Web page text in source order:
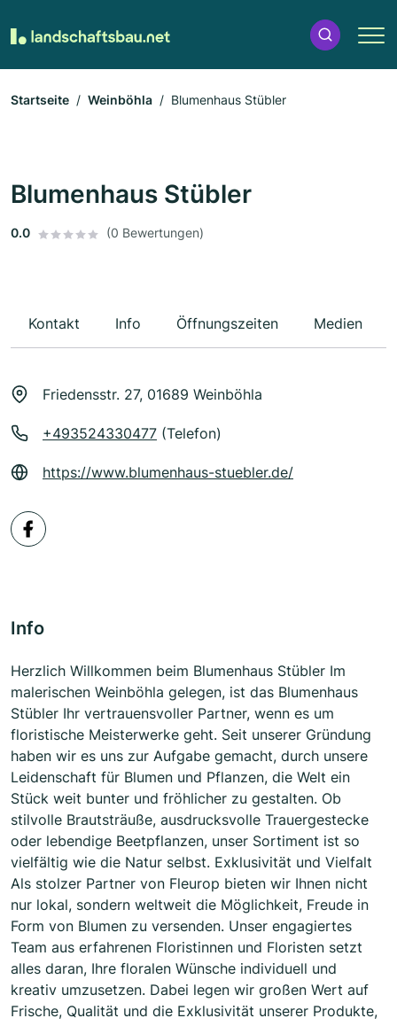
Startseite Weinböhla Blumenhaus Stübler
Blumenhaus Stübler
0.0 (0 Bewertungen)
Kontakt Info Öffnungszeiten Medien
Friedensstr. 27, 01689 Weinböhla
+493524330477 (Telefon)
https://www.blumenhaus-stuebler.de/
Info
Herzlich Willkommen beim Blumenhaus Stübler Im
malerischen Weinböhla gelegen, ist das Blumenhaus
Stübler Ihr vertrauensvoller Partner, wenn es um
floristische Meisterwerke geht. Seit unserer Gründung
haben wir es uns zur Aufgabe gemacht, durch unsere
Leidenschaft für Blumen und Pflanzen, die Welt ein
Stück weit bunter und fröhlicher zu gestalten. Ob
stilvolle Brautsträuße, ausdrucksvolle Trauergestecke
oder lebendige Beetpflanzen, unser Sortiment ist so
vielfältig wie die Natur selbst. Exklusivität und Vielfalt
Als stolzer Partner von Fleurop bieten wir Ihnen nicht
nur lokal, sondern weltweit die Möglichkeit, Freude in
Form von Blumen zu versenden. Unser engagiertes
Team aus erfahrenen Floristinnen und Floristen setzt
alles daran, Ihre floralen Wünsche individuell und
kreativ umzusetzen. Dabei legen wir großen Wert auf
Frische, Qualität und die Exklusivität unserer Produkte,